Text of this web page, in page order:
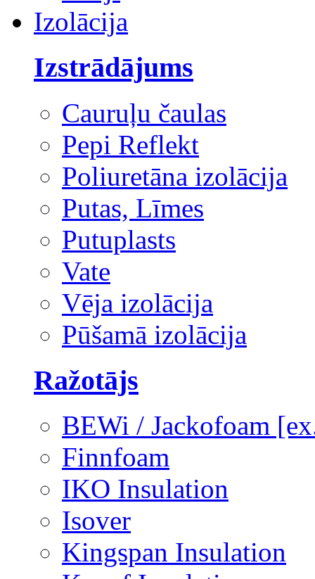
Izolācija
Izstrādājums
Cauruļu čaulas
Pepi Reflekt
Poliuretāna izolācija
Putas, Līmes
Putuplasts
Vate
Vēja izolācija
Pūšamā izolācija
Ražotājs
BEWi / Jackofoam
Finnfoam
IKO Insulation
Isover
Kingspan Insulation